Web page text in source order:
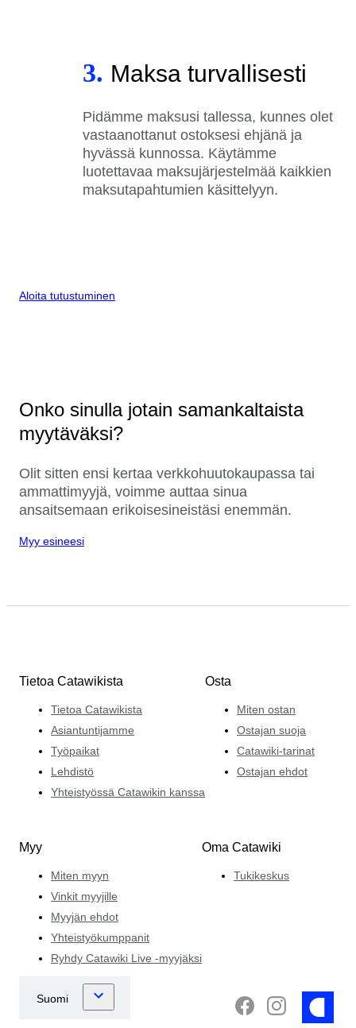
3. Maksa turvallisesti
Pidämme maksusi tallessa, kunnes olet
vastaanottanut ostoksesi ehjänä ja
hyvässä kunnossa. Käytämme
luotettavaa maksujärjestelmää kaikkien
maksutapahtumien käsittelyyn.
Aloita tutustuminen
Onko sinulla jotain samankaltaista
myytäväksi?
Olit sitten ensi kertaa verkkohuutokaupassa tai
ammattimyyjä, voimme auttaa sinua
ansaitsemaan erikoisesineistäsi enemmän.
Myy esineesi
Tietoa Catawikista
Tietoa Catawikista
Asiantuntijamme
Työpaikat
Lehdistö
Yhteistyössä Catawikin kanssa
Osta
Miten ostan
Ostajan suoja
Catawiki-tarinat
Ostajan ehdot
Myy
Miten myyn
Vinkit myyjille
Myyjän ehdot
Yhteistyökumppanit
Ryhdy Catawiki Live -myyjäksi
Oma Catawiki
Tukikeskus